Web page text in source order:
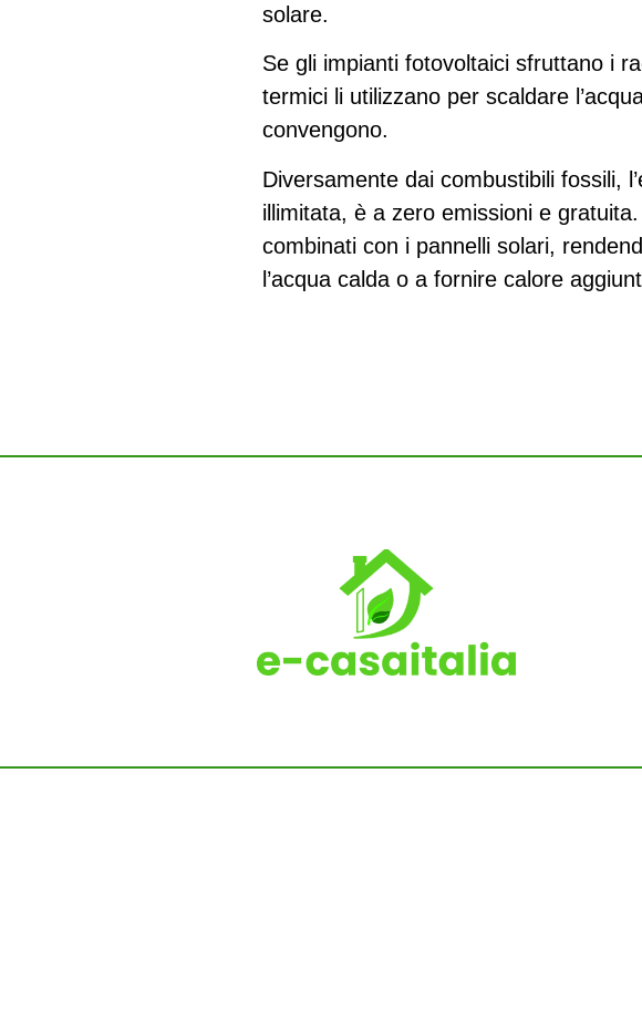
solare.
Se gli impianti fotovoltaici sfruttano i
termici li utilizzano per scaldare
convengono.
Diversamente dai combustibili fossili,
illimitata, è a zero emissioni e
combinati con i pannelli solari,
l’acqua calda o a fornire calore